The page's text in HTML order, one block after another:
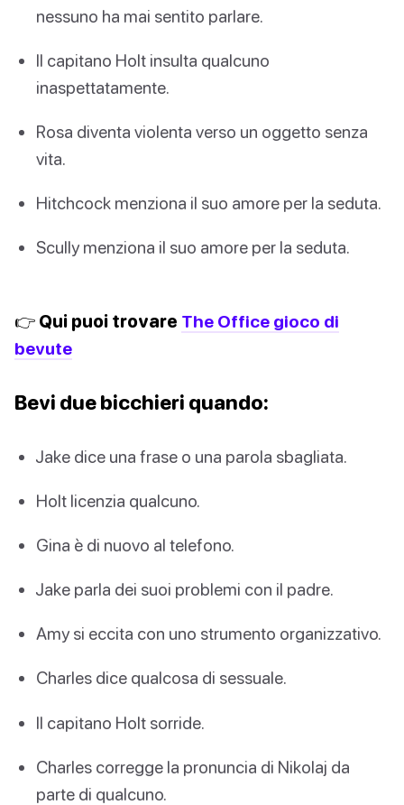
nessuno ha mai sentito parlare.
Il capitano Holt insulta qualcuno
inaspettatamente.
Rosa diventa violenta verso un oggetto senza
vita.
Hitchcock menziona il suo amore per la seduta.
Scully menziona il suo amore per la seduta.
👉 Qui puoi trovare The Office gioco di
bevute
Bevi due bicchieri quando:
Jake dice una frase o una parola sbagliata.
Holt licenzia qualcuno.
Gina è di nuovo al telefono.
Jake parla dei suoi problemi con il padre.
Amy si eccita con uno strumento organizzativo.
Charles dice qualcosa di sessuale.
Il capitano Holt sorride.
Charles corregge la pronuncia di Nikolaj da
parte di qualcuno.